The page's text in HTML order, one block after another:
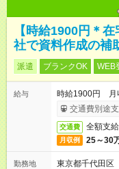
【時給1900円＊
社で資料作成の補
派遣 ブランクOK WEB
給与
時給1900円 月
交通費別途
交通費 全額支給
月収例 25～30
勤務地
東京都千代田区